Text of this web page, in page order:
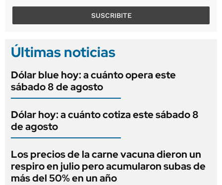
SUSCRIBITE
Últimas noticias
Dólar blue hoy: a cuánto opera este
sábado 8 de agosto
Dólar hoy: a cuánto cotiza este sábado 8
de agosto
Los precios de la carne vacuna dieron un
respiro en julio pero acumularon subas de
más del 50% en un año